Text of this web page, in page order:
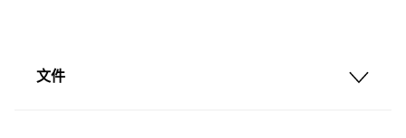
文件